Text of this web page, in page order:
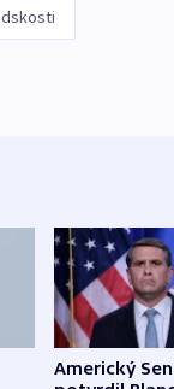
Americký